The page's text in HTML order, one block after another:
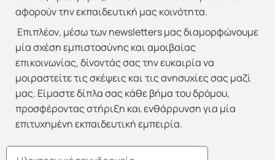
αφορούν την εκπαιδευτική μας κοινότητα.
Επιπλέον, μέσω των newsletters μας διαμορφώνουμε
μία σχέση εμπιστοσύνης και αμοιβαίας
επικοινωνίας, δίνοντάς σας την ευκαιρία να
μοιραστείτε τις σκέψεις και τις ανησυχίες σας μαζί
μας. Είμαστε δίπλα σας κάθε βήμα του δρόμου,
προσφέροντας στήριξη και ενθάρρυνση για μία
επιτυχημένη εκπαιδευτική εμπειρία.
Email